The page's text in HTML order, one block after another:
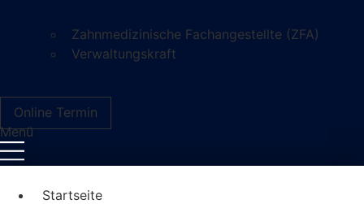
Zahnmedizinische Fachangestellte (ZFA)
Verwaltungskraft
Online Termin
Menü
Startseite